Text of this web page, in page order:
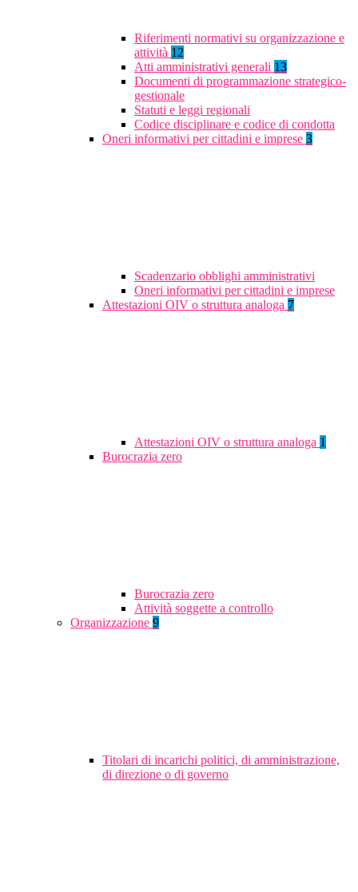
Riferimenti normativi su organizzazione e
attività 12
Atti amministrativi generali 13
Documenti di programmazione strategico-
gestionale
Statuti e leggi regionali
Codice disciplinare e codice di condotta
Oneri informativi per cittadini e imprese 3
Scadenzario obblighi amministrativi
Oneri informativi per cittadini e imprese
Attestazioni OIV o struttura analoga 7
Attestazioni OIV o struttura analoga 1
Burocrazia zero
Burocrazia zero
Attività soggette a controllo
Organizzazione 9
Titolari di incarichi politici, di amministrazione,
di direzione o di governo